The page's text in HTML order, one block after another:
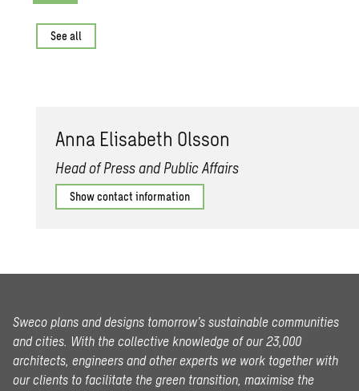
See all
Anna Elis­a­beth Ols­son
Head of Press and Public Affairs
Show contact information
Sweco plans and designs tomorrow’s sustainable communities
and cities. With the collective knowledge of our 23,000
architects, engineers and other experts we work together with
our clients to facilitate the green transition, maximise the